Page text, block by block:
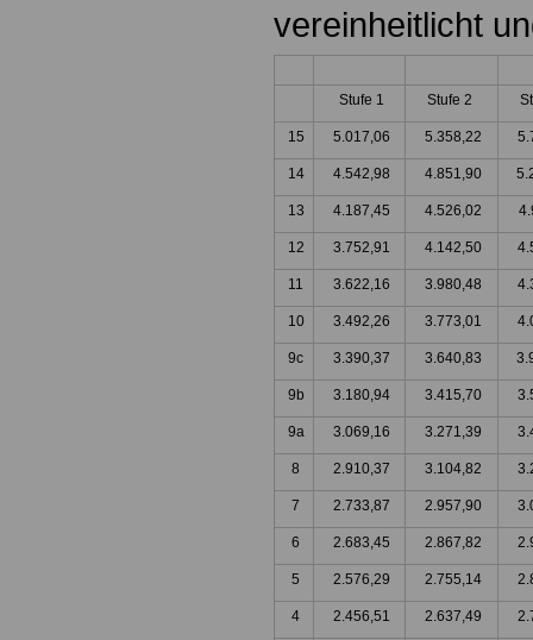
vereinheitlicht
Stufe 1 Stufe 2
15 5.017,06 5.358,22
14 4.542,98 4.851,90
13 4.187,45 4.526,02
12 3.752,91 4.142,50
11 3.622,16 3.980,48
10 3.492,26 3.773,01
9c 3.390,37 3.640,83
9b 3.180,94 3.415,70
9a 3.069,16 3.271,39
8 2.910,37 3.104,82
7 2.733,87 2.957,90
6 2.683,45 2.867,82
5 2.576,29 2.755,14
4 2.456,51 2.637,49